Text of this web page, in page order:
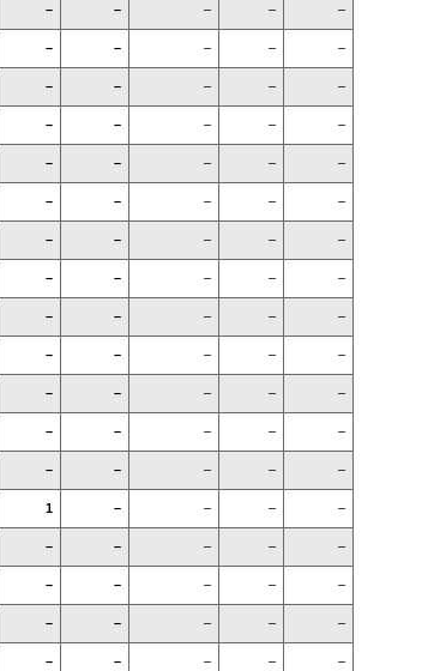
– – – – –
– – – – –
– – – – –
– – – – –
– – – – –
– – – – –
– – – – –
– – – – –
– – – – –
– – – – –
– – – – –
– – – – –
– – – – –
1 – – – –
– – – – –
– – – – –
– – – – –
– – – – –